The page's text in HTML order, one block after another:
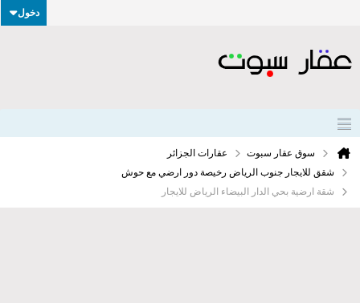
دخول
سوق عقار سبوت
عقارات الجزائر
شقق للايجار جنوب الرياض رخيصة دور ارضي مع حوش
شقة ارضية بحي الدار البيضاء الرياض للايجار